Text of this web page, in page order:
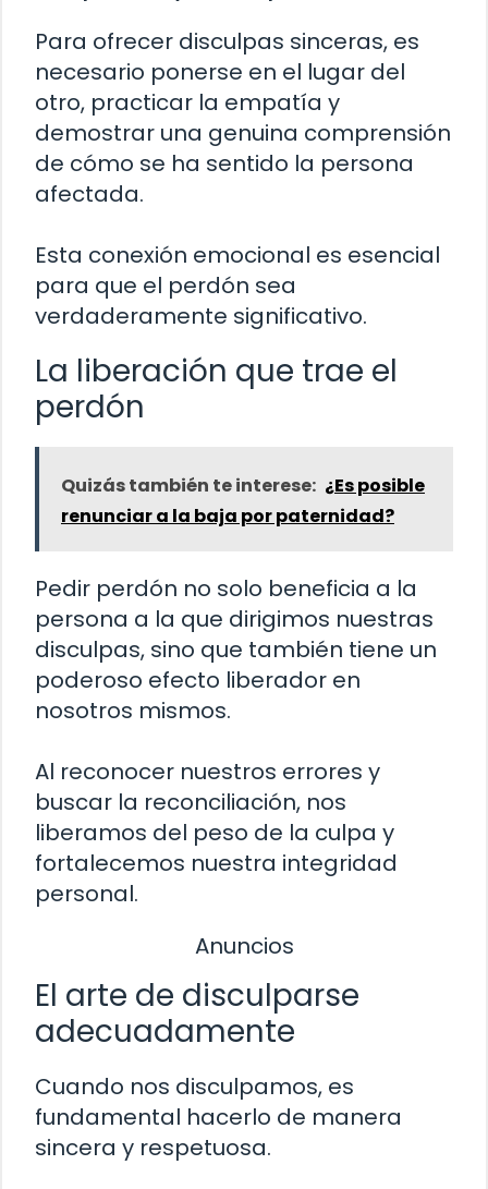
Para ofrecer disculpas sinceras, es
necesario ponerse en el lugar del
otro, practicar la empatía y
demostrar una genuina comprensión
de cómo se ha sentido la persona
afectada.
Esta conexión emocional es esencial
para que el perdón sea
verdaderamente significativo.
La liberación que trae el
perdón
Quizás también te interese: ¿Es posible
renunciar a la baja por paternidad?
Pedir perdón no solo beneficia a la
persona a la que dirigimos nuestras
disculpas, sino que también tiene un
poderoso efecto liberador en
nosotros mismos.
Al reconocer nuestros errores y
buscar la reconciliación, nos
liberamos del peso de la culpa y
fortalecemos nuestra integridad
personal.
Anuncios
El arte de disculparse
adecuadamente
Cuando nos disculpamos, es
fundamental hacerlo de manera
sincera y respetuosa.